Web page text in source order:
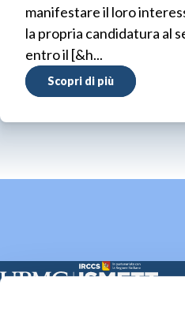
manifestare il loro
la propria candidatura al
entro il [&h...
Scopri di più